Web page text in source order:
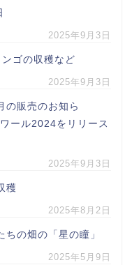
2025年9月3日
ゴの収穫など
2025年9月3日
の販売のお知ら
ール2024をリリース
2025年9月3日
穫
2025年8月2日
の畑の「星の瞳」
2025年5月9日